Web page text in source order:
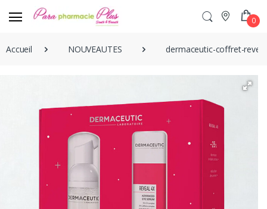
0
Accueil NOUVEAUTES dermaceutic-coffret-